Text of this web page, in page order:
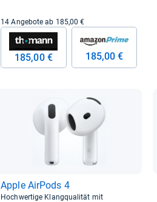
14 Angebote ab 185,00 €
185,00 € 185,00 €
Apple Air­Pods 4
Hochwertige Klangqualität mit